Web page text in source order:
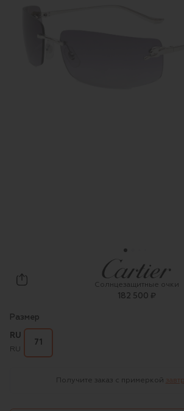
Cartier
Солнцезащитные очки
182 500 ₽
Размер
RU
RU
71
Получите заказ с примеркой